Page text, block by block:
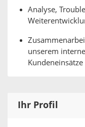
Analyse,
unserem
Ihr Profil